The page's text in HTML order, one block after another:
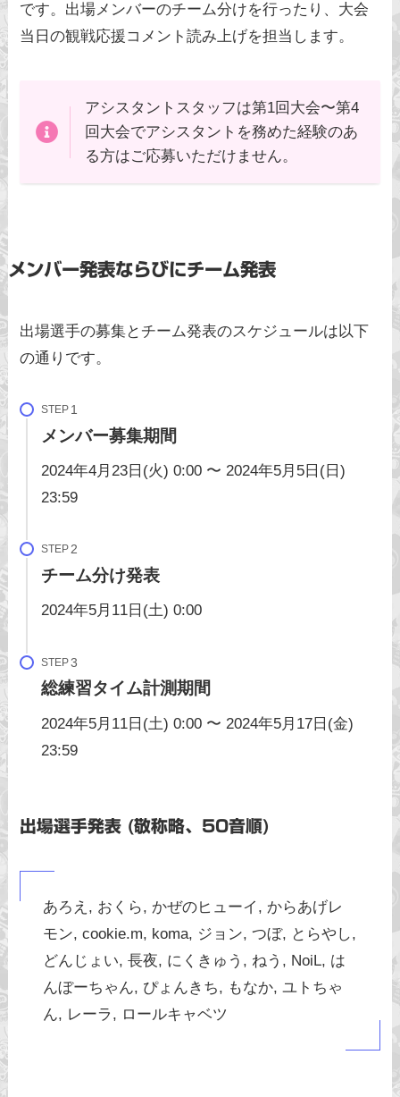
です。出場メンバーのチーム分けを行ったり、大会
当日の観戦応援コメント読み上げを担当します。
アシスタントスタッフは第1回大会〜第4
回大会でアシスタントを務めた経験のあ
る方はご応募いただけません。
メンバー発表ならびにチーム発表
出場選手の募集とチーム発表のスケジュールは以下
の通りです。
STEP
メンバー募集期間
2024年4月23日(火) 0:00 〜 2024年5月5日(日)
23:59
STEP
チーム分け発表
2024年5月11日(土) 0:00
STEP
総練習タイム計測期間
2024年5月11日(土) 0:00 〜 2024年5月17日(金)
23:59
出場選手発表 (敬称略、50音順)
あろえ, おくら, かぜのヒューイ, からあげレ
モン, cookie.m, koma, ジョン, つぼ, とらやし,
どんじょい, 長夜, にくきゅう, ねう, NoiL, は
んぼーちゃん, ぴょんきち, もなか, ユトちゃ
ん, レーラ, ロールキャベツ